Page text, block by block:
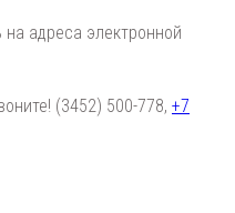
адреса электронной
(3452) 500-778, +7